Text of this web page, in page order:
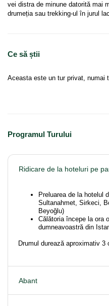
vei distra de minune datorită mai
drumeția sau trekking-ul în jurul
Ce să știi
Aceasta este un tur privat, numai
Programul Turului
Ridicare de la hoteluri pe
Preluarea de la hotelul
Sultanahmet, Sirkeci,
Beyoğlu)
Călătoria începe la ora
dumneavoastră din
Drumul durează aproximativ 3
Abant